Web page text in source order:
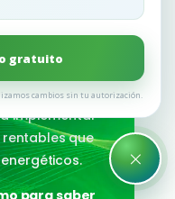
Nuestros
energética
en la
implementar
que
gratuito
cambios sin tu autorización.
×